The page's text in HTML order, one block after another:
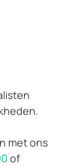
met ons
of